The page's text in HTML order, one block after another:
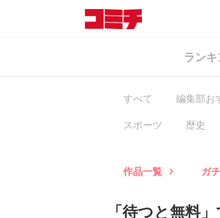
ラン
すべて 編集部お
スポーツ
歴史
作品一覧 keyboard_arrow_right ガ
「待つと無料